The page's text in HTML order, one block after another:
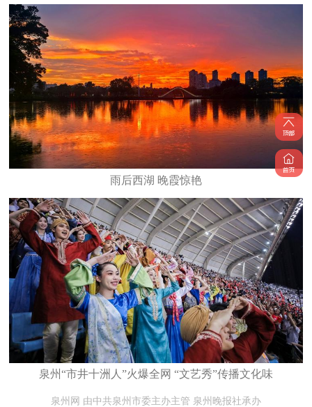
雨后西湖 晚霞惊艳
泉州“市井十洲人”火爆全网 “文艺秀”传播文化味
泉州网 由中共泉州市委主办主管 泉州晚报社承办